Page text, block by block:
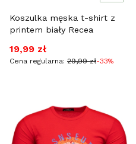
Koszulka męska t-shirt z
printem biały Recea
Cena promocyjna
19,99 zł
Cena regularna: 29,99 zł-33%